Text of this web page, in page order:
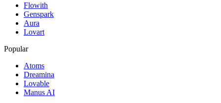
Flowith
Genspark
Aura
Lovart
Popular
Atoms
Dreamina
Lovable
Manus AI